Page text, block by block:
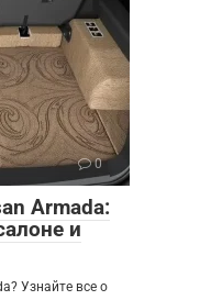
0
Armada:
и
Узнайте все о